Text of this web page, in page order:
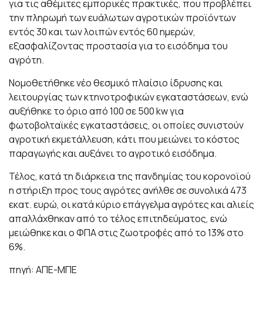
για τις αθέμιτες εμπορικές πρακτικές, που προβλέπει
την πληρωμή των ευάλωτων αγροτικών προϊόντων
εντός 30 και των λοιπών εντός 60 ημερών,
εξασφαλίζοντας προστασία για το εισόδημα του
αγρότη.
Νομοθετήθηκε νέο θεσμικό πλαίσιο ίδρυσης και
λειτουργίας των κτηνοτροφικών εγκαταστάσεων, ενώ
αυξήθηκε το όριο από 100 σε 500 kw για
φωτοβολταϊκές εγκαταστάσεις, οι οποίες συνιστούν
αγροτική εκμετάλλευση, κάτι που μειώνει το κόστος
παραγωγής και αυξάνει το αγροτικό εισόδημα.
Τέλος, κατά τη διάρκεια της πανδημίας του κορονοϊού
η στήριξη προς τους αγρότες ανήλθε σε συνολικά 473
εκατ. ευρώ, οι κατά κύριο επάγγελμα αγρότες και αλιείς
απαλλάχθηκαν από το τέλος επιτηδεύματος, ενώ
μειώθηκε και ο ΦΠΑ στις ζωοτροφές από το 13% στο
6%.
πηγή: ΑΠΕ-ΜΠΕ